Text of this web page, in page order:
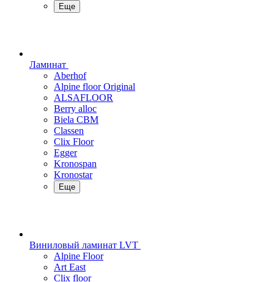
Еще
Ламинат
Aberhof
Alpine floor Original
ALSAFLOOR
Berry alloc
Biela CBM
Classen
Clix Floor
Egger
Kronospan
Kronostar
Еще
Виниловый ламинат LVT
Alpine Floor
Art East
Clix floor